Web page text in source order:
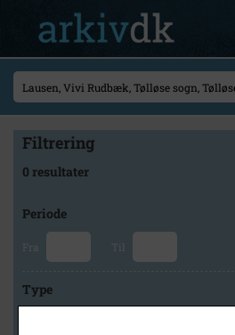
Filtrering
0 resultater
Periode
Fra Til
Type